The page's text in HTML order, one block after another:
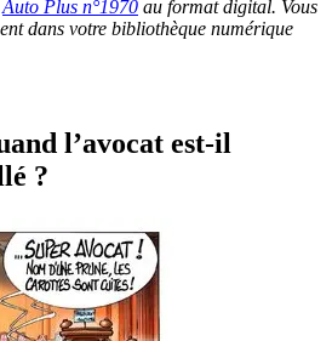
Auto Plus n°1970 au format digital. Vous
dans votre bibliothèque numérique
l’avocat est-il
?